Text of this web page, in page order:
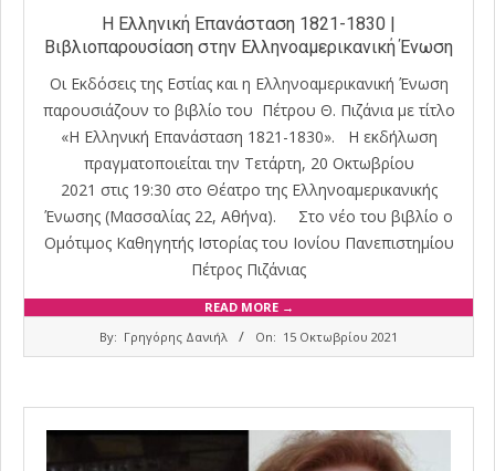
Η Ελληνική Επανάσταση 1821-1830 |
Βιβλιοπαρουσίαση στην Ελληνοαμερικανική Ένωση
Οι Εκδόσεις της Εστίας και η Ελληνοαμερικανική Ένωση
παρουσιάζουν το βιβλίο του Πέτρου Θ. Πιζάνια με τίτλο
«Η Ελληνική Επανάσταση 1821-1830». Η εκδήλωση
πραγματοποιείται την Τετάρτη, 20 Οκτωβρίου
2021 στις 19:30 στο Θέατρο της Ελληνοαμερικανικής
Ένωσης (Μασσαλίας 22, Αθήνα). Στο νέο του βιβλίο ο
Ομότιμος Καθηγητής Ιστορίας του Ιονίου Πανεπιστημίου
Πέτρος Πιζάνιας
READ MORE →
By: Γρηγόρης Δανιήλ On: 15 Οκτωβρίου 2021